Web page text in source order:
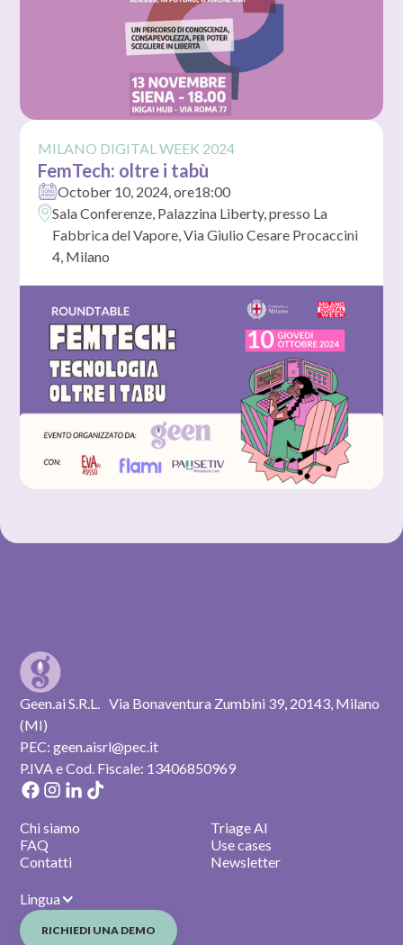
MILANO DIGITAL WEEK 2024
FemTech: oltre i tabù
October 10, 2024 , ore18:00
Sala Conferenze, Palazzina Liberty, presso La
Fabbrica del Vapore, Via Giulio Cesare Procaccini
4, Milano
Geen.ai S.R.L. Via Bonaventura Zumbini 39, 20143, Milano
(MI)
PEC: geen.aisrl@pec.it
P.IVA e Cod. Fiscale: 13406850969
Chi siamo
FAQ
Contatti
Triage AI
Use cases
Newsletter
Lingua
RICHIEDI UNA DEMO